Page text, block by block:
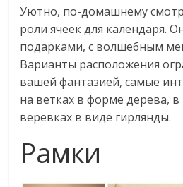
Уютно, по-домашнему
роли ячеек для календаря.
подарками, с волшебным
Варианты расположения
вашей фантазией, самые
на ветках в форме дерева, в
веревках в виде гирлянды.
Рамки